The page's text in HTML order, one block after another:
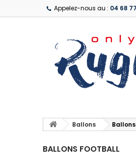
Appelez-nous au : 04 68
Ballons
BALLONS FOOTBALL